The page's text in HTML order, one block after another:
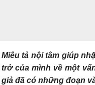
Miêu tả nội tâm giúp
trở của mình về một
giả đã có những đoạn